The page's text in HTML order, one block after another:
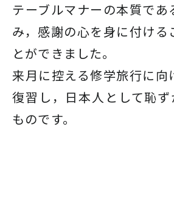
テーブルマナーの本質で
み，感謝の心を身に付け
とができました。
来月に控える修学旅行に
復習し，日本人として恥
ものです。